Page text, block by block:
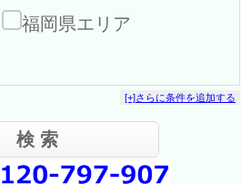
福岡県エリア
[+]さらに条件を追加する